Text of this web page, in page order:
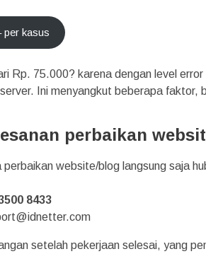
per kasus
Rp. 75.000? karena dengan level
Ini menyangkut beberapa faktor,
perbaikan
perbaikan website/blog langsung saja
8433
setelah pekerjaan selesai, yang